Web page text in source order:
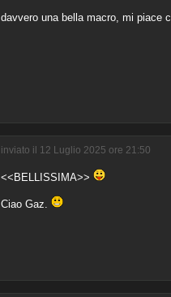
davvero una bella macro, mi piace
inviato il 12 Luglio 2025 ore 21:50
<<BELLISSIMA>>
Ciao Gaz.